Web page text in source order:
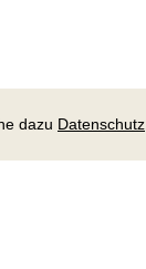
dazu Datenschutz